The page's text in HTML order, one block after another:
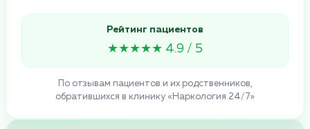
Рейтинг пациентов
★★★★★ 4.9 / 5
По отзывам пациентов и их родственников,
обратившихся в клинику «Наркология 24/7»